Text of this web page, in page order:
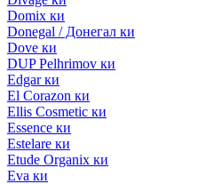
Domix ки
Donegal / Донегал ки
Dove ки
DUP Pelhrimov ки
Edgar ки
El Corazon ки
Ellis Cosmetic ки
Essence ки
Estelare ки
Etude Organix ки
Eva ки